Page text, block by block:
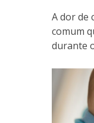
A dor de
comum
durante